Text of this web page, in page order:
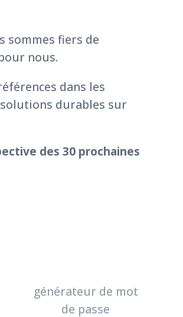
sommes fiers de
nous.
dans les
durables sur
des 30 prochaines
générateur de mot
de passe